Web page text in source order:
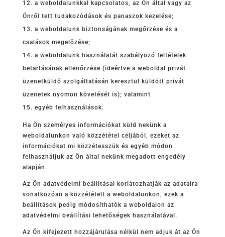
a weboldalunkkal kapcsolatos, az Ön által vagy az
Önről tett tudakozódások és panaszok kezelése;
a weboldalunk biztonságának megőrzése és a
csalások megelőzése;
a weboldalunk használatát szabályozó feltételek
betartásának ellenőrzése (ideértve a weboldal privát
üzenetküldő szolgáltatásán keresztül küldött privát
üzenetek nyomon követését is); valamint
egyéb felhasználások.
Ha Ön személyes információkat küld nekünk a
weboldalunkon való közzététel céljából, ezeket az
információkat mi közzétesszük és egyéb módon
felhasználjuk az Ön által nekünk megadott engedély
alapján.
Az Ön adatvédelmi beállításai korlátozhatják az adataira
vonatkozóan a közzétételt a weboldalunkon, ezek a
beállítások pedig módosíthatók a weboldalon az
adatvédelmi beállítási lehetőségek használatával.
Az Ön kifejezett hozzájárulása nélkül nem adjuk át az Ön